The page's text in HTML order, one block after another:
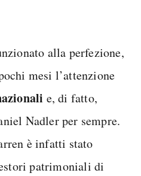
alla perfezione,
mesi l’attenzione
e, di fatto,
Nadler per sempre.
è infatti stato
patrimoniali di